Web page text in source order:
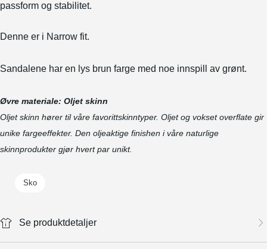
passform og stabilitet.
Denne er i Narrow fit.
Sandalene har en lys brun farge med noe innspill av grønt.
Øvre materiale: Oljet skinn
Oljet skinn hører til våre favorittskinntyper. Oljet og vokset overflate gir
unike fargeeffekter. Den oljeaktige finishen i våre naturlige
skinnprodukter gjør hvert par unikt.
Sko
Se produktdetaljer